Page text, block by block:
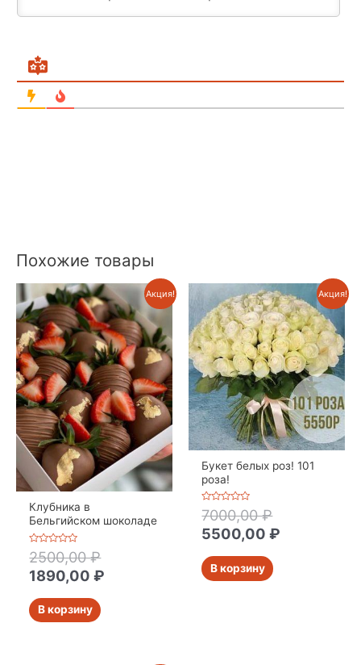
Похожие товары
Акция!
Клубника в
Бельгийском шоколаде
Оценка
0
из
2500,00₽
1890,00₽
В корзину
Акция!
Букет белых роз! 101
роза!
Оценка
0
из
5
7000,00₽
5500,00₽
В корзину